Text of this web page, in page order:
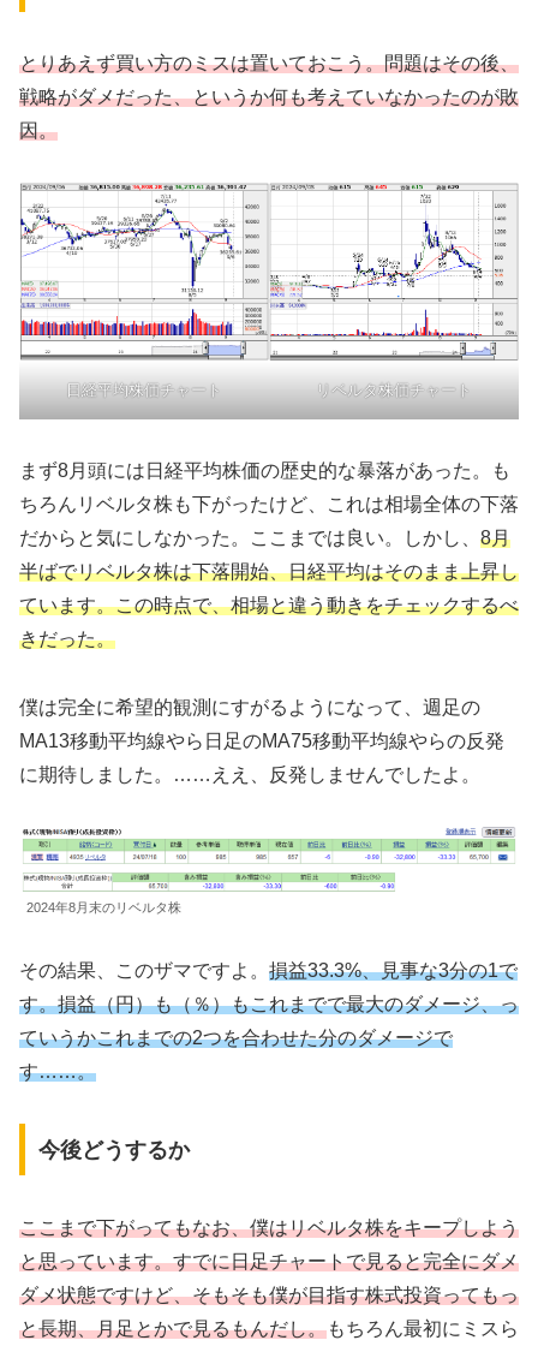
とりあえず買い方のミスは置いておこう。問題はその後、
戦略がダメだった、というか何も考えていなかったのが敗
因。
日経平均株価チャート リベルタ株価チャート
まず8月頭には日経平均株価の歴史的な暴落があった。も
ちろんリベルタ株も下がったけど、これは相場全体の下落
だからと気にしなかった。ここまでは良い。しかし、 8月
半ばでリベルタ株は下落開始、日経平均はそのまま上昇し
ています。この時点で、相場と違う動きをチェックするべ
きだった。
僕は完全に希望的観測にすがるようになって、週足の
MA13移動平均線やら日足のMA75移動平均線やらの反発
に期待しました。……ええ、反発しませんでしたよ。
2024年8月末のリベルタ株
その結果、このザマですよ。 損益33.3%、見事な3分の1で
す。損益（円）も（％）もこれまでで最大のダメージ、っ
ていうかこれまでの2つを合わせた分のダメージで
す……。
今後どうするか
ここまで下がってもなお、僕はリベルタ株をキープしよう
と思っています。すでに日足チャートで見ると完全にダメ
ダメ状態ですけど、そもそも僕が目指す株式投資ってもっ
と長期、月足とかで見るもんだし。もちろん最初にミスら